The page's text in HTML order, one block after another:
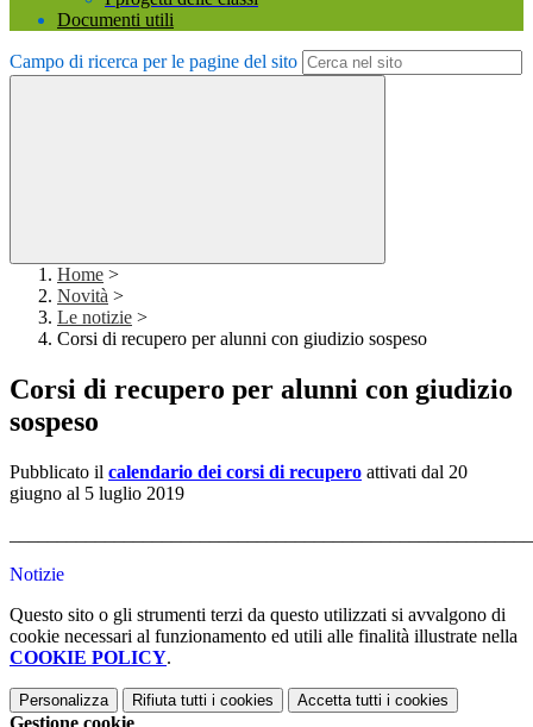
Documenti utili
Campo di ricerca per le pagine del sito
Home >
Novità >
Le notizie >
Corsi di recupero per alunni con giudizio sospeso
Corsi di recupero per alunni con giudizio
sospeso
Pubblicato il calendario dei corsi di recupero attivati dal 20
giugno al 5 luglio 2019
Notizie
Questo sito o gli strumenti terzi da questo utilizzati si avvalgono di
cookie necessari al funzionamento ed utili alle finalità illustrate nella
COOKIE POLICY.
Personalizza Rifiuta tutti i cookies Accetta tutti i cookies